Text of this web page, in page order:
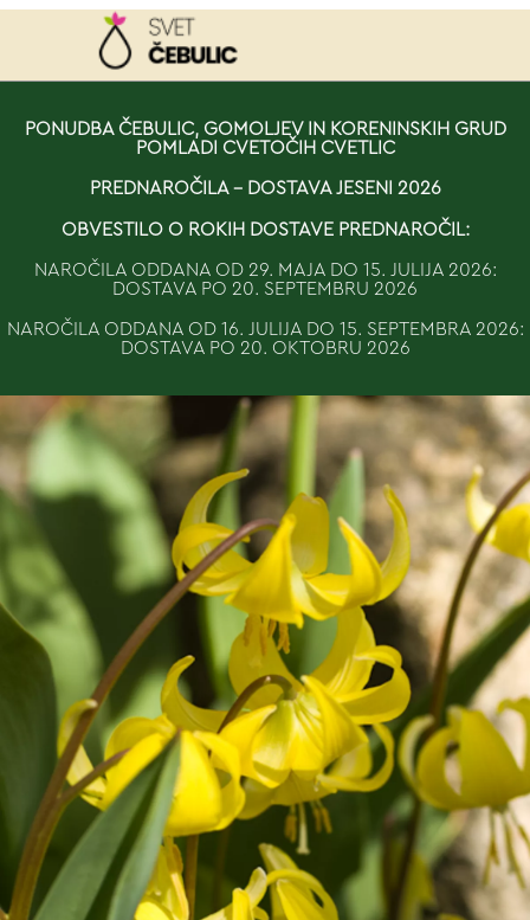
VAŠA KOŠARICA JE
PONUDBA ČEBULIC, GOMOLJEV IN KORENINSKIH GRUD
POMLADI CVETOČIH CVETLIC
PREDNAROČILA - DOSTAVA JESENI 2026
OBVESTILO O ROKIH DOSTAVE PREDNAROČIL:
NAROČILA ODDANA OD 29. MAJA DO 15. JULIJA 2026:
DOSTAVA PO 20. SEPTEMBRU 2026
NAROČILA ODDANA OD 16. JULIJA DO 15. SEPTEMBRA 2026:
DOSTAVA PO 20. OKTOBRU 2026